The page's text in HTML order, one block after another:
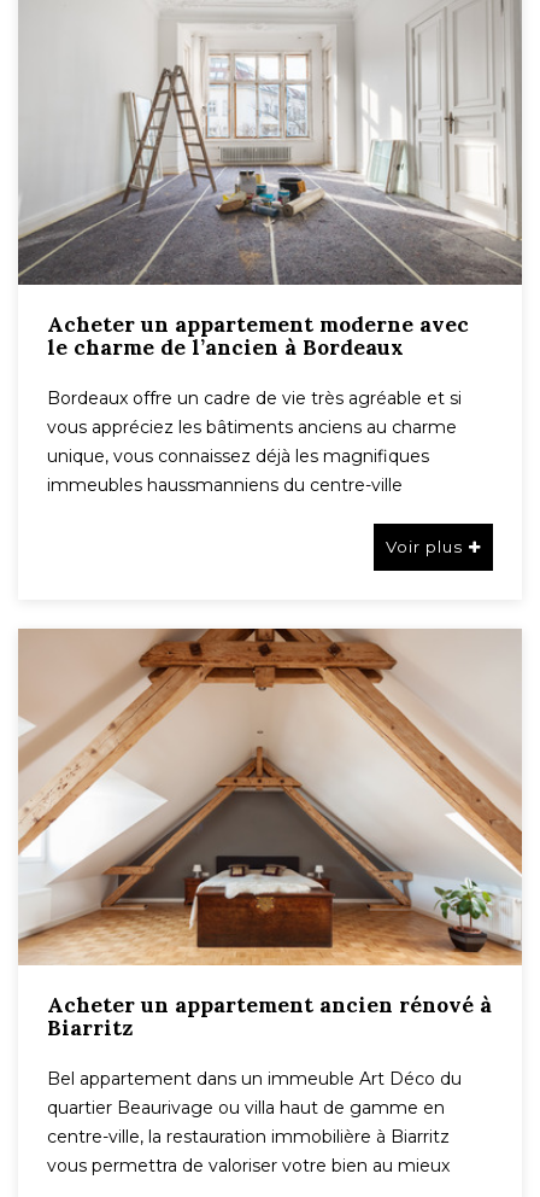
Acheter un appartement moderne avec
le charme de l’ancien à Bordeaux
Bordeaux offre un cadre de vie très agréable et si
vous appréciez les bâtiments anciens au charme
unique, vous connaissez déjà les magnifiques
immeubles haussmanniens du centre-ville
Voir plus
Acheter un appartement ancien rénové à
Biarritz
Bel appartement dans un immeuble Art Déco du
quartier Beaurivage ou villa haut de gamme en
centre-ville, la restauration immobilière à Biarritz
vous permettra de valoriser votre bien au mieux